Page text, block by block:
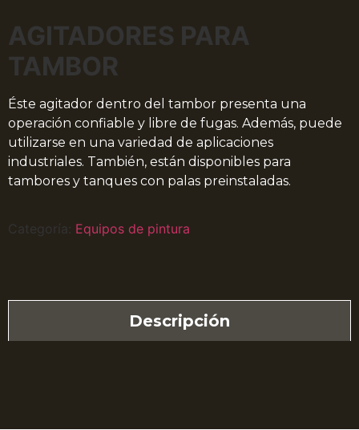
AGITADORES PARA
TAMBOR
Éste agitador dentro del tambor presenta una
operación confiable y libre de fugas. Además, puede
utilizarse en una variedad de aplicaciones
industriales. También, están disponibles para
tambores y tanques con palas preinstaladas.
Categoría: Equipos de pintura
Descripción